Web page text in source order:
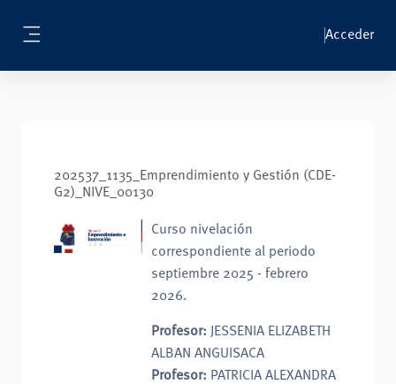
Acceder
202537_1135_Emprendimiento y Gestión (CDE-
G2)_NIVE_00130
Curso nivelación
correspondiente al periodo
septiembre 2025 - febrero
2026.
Profesor:
JESSENIA ELIZABETH
ALBAN ANGUISACA
Profesor: PATRICIA ALEXANDRA